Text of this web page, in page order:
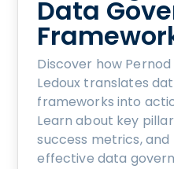
Data
Discover how
Ledoux translates
frameworks into
Learn about key
success metrics, and
effective data